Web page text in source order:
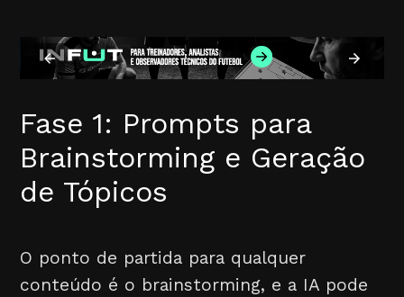
Fase 1: Prompts para
Brainstorming e Geração
de Tópicos
O ponto de partida para qualquer
conteúdo é o brainstorming, e a IA pode